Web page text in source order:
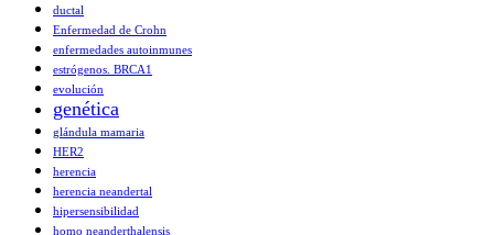
ductal
Enfermedad de Crohn
enfermedades autoinmunes
estrógenos. BRCA1
evolución
genética
glándula mamaria
HER2
herencia
herencia neandertal
hipersensibilidad
homo neanderthalensis